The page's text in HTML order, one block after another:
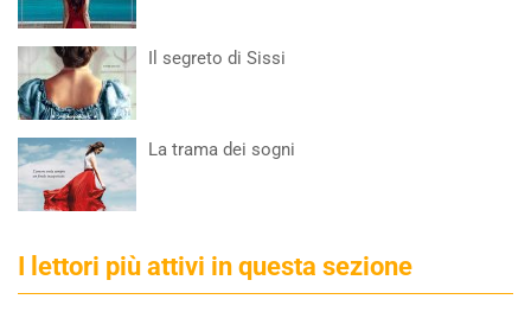
Il segreto di Sissi
La trama dei sogni
I lettori più attivi in questa sezione